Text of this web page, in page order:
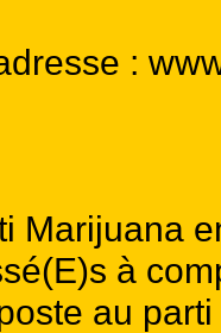
:
Marijuana
à
au